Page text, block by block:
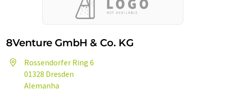
8Venture GmbH & Co. KG
Rossendorfer Ring 6
01328 Dresden
Alemanha